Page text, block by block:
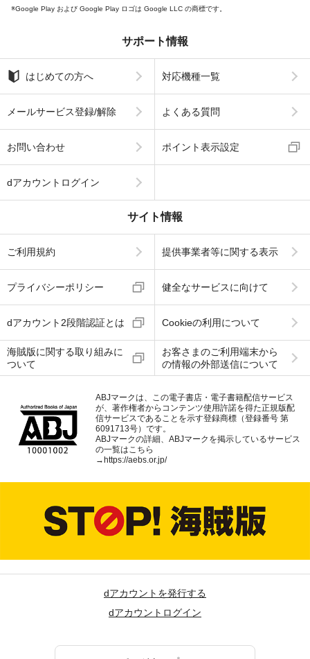
Google Play および Google Play ロゴは Google LLC の商標です。
サポート情報
はじめての方へ 対応機種一覧
メールサービス登録/解除 よくある質問
お問い合わせ ポイント表示設定
dアカウントログイン
サイト情報
ご利用規約 提供事業者等に関する表示
プライバシーポリシー 健全なサービスに向けて
dアカウント2段階認証とは Cookieの利用について
海賊版に関する取り組みに
ついて
お客さまのご利用端末から
の情報の外部送信について
ABJマークは、この電子書店・電子書籍配信サービス
が、著作権者からコンテンツ使用許諾を得た正規版配
信サービスであることを示す登録商標（登録番号 第
6091713号）です。
ABJマークの詳細、ABJマークを掲示しているサービス
の一覧はこちら
→ https://aebs.or.jp/
dアカウントを発行する
dアカウントログイン